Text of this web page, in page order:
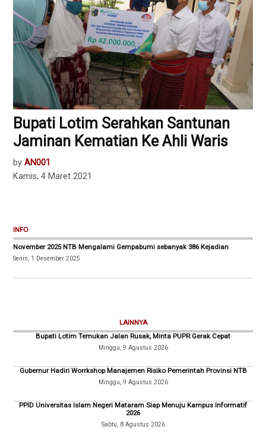
Bupati Lotim Serahkan Santunan
Jaminan Kematian Ke Ahli Waris
by AN001
Kamis, 4 Maret 2021
INFO
November 2025 NTB Mengalami Gempabumi sebanyak 386 Kejadian
Senin, 1 Desember 2025
LAINNYA
Bupati Lotim Temukan Jalan Rusak, Minta PUPR Gerak Cepat
Minggu, 9 Agustus 2026
Gubernur Hadiri Worrkshop Manajemen Risiko Pemerintah Provinsi NTB
Minggu, 9 Agustus 2026
PPID Universitas Islam Negeri Mataram Siap Menuju Kampus Informatif
2026
Sabtu, 8 Agustus 2026